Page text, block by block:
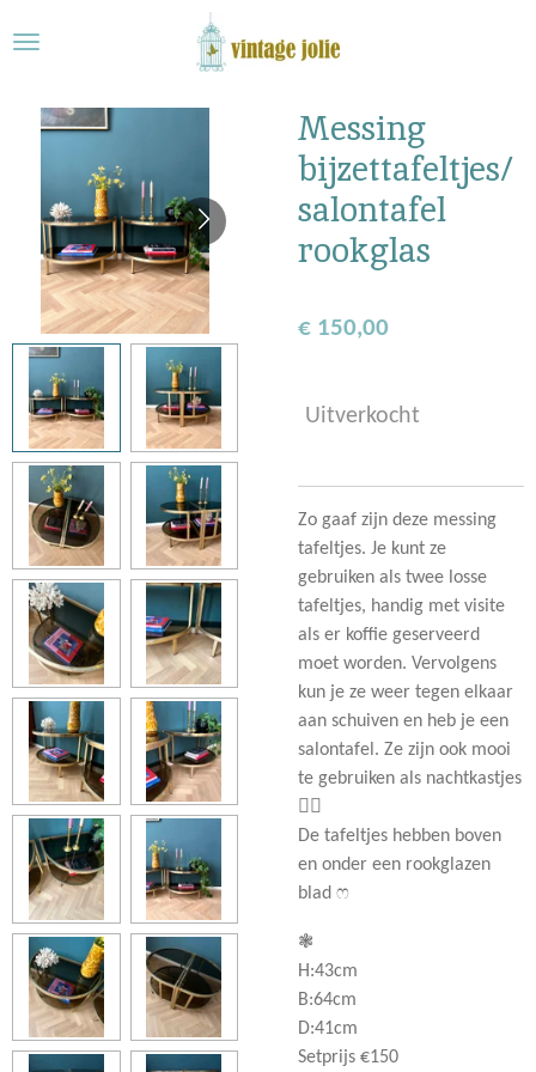
direct
hoofdinhoud
Messing
bijzettafeltjes/
salontafel
rookglas
€ 150,00
Uitverkocht
Zo gaaf zijn deze messing
tafeltjes. Je kunt ze
gebruiken als twee losse
tafeltjes, handig met visite
als er koffie geserveerd
moet worden. Vervolgens
kun je ze weer tegen elkaar
aan schuiven en heb je een
salontafel. Ze zijn ook mooi
te gebruiken als nachtkastjes
👌🏻
De tafeltjes hebben boven
en onder een rookglazen
blad ෆ
❃
H:43cm
B:64cm
D:41cm
Setprijs €150